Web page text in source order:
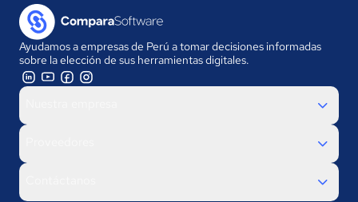
Ayudamos a empresas de Perú a tomar decisiones informadas
sobre la elección de sus herramientas digitales.